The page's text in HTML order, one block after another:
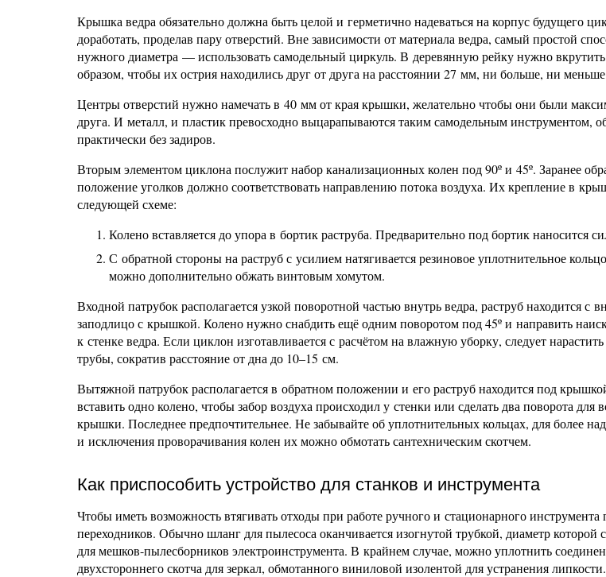
Крышка ведра обязательно должна быть целой и герметично надеваться на корпус будущего
доработать, проделав пару отверстий. Вне зависимости от материала ведра, самый простой
нужного диаметра — использовать самодельный циркуль. В деревянную рейку нужно вкрутить
образом, чтобы их острия находились друг от друга на расстоянии 27 мм, ни больше, ни
Центры отверстий нужно намечать в 40 мм от края крышки, желательно чтобы они были
друга. И металл, и пластик превосходно выцарапываются таким самодельным инструментом,
практически без задиров.
Вторым элементом циклона послужит набор канализационных колен под 90º и 45º. Заранее
положение уголков должно соответствовать направлению потока воздуха. Их крепление в
следующей схеме:
Колено вставляется до упора в бортик раструба. Предварительно под бортик наносится
С обратной стороны на раструб с усилием натягивается резиновое уплотнительное
можно дополнительно обжать винтовым хомутом.
Входной патрубок располагается узкой поворотной частью внутрь ведра, раструб находится с
заподлицо с крышкой. Колено нужно снабдить ещё одним поворотом под 45º и направить
к стенке ведра. Если циклон изготавливается с расчётом на влажную уборку, следует
трубы, сократив расстояние от дна до 10–15 см.
Вытяжной патрубок располагается в обратном положении и его раструб находится под
вставить одно колено, чтобы забор воздуха происходил у стенки или сделать два поворота для
крышки. Последнее предпочтительнее. Не забывайте об уплотнительных кольцах, для более
и исключения проворачивания колен их можно обмотать сантехническим скотчем.
Как приспособить устройство для станков и инструмента
Чтобы иметь возможность втягивать отходы при работе ручного и стационарного инструмента
переходников. Обычно шланг для пылесоса оканчивается изогнутой трубкой, диаметр которой
для мешков-пылесборников электроинструмента. В крайнем случае, можно уплотнить
двухстороннего скотча для зеркал, обмотанного виниловой изолентой для устранения липкости.